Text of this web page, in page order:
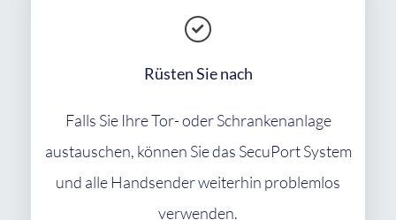
Rüsten Sie nach
Falls Sie Ihre Tor- oder Schrankenanlage
austauschen, können Sie das SecuPort System
und alle Handsender weiterhin problemlos
verwenden.